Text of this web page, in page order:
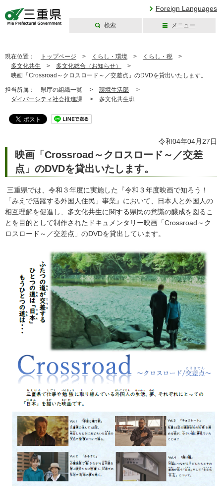
Foreign Languages
検索 メニュー
現在位置： トップページ > くらし・環境 > くらし・税 >
多文化共生 > 多文化総合（お知らせ）
>
映画「Crossroad～クロスロード～／交差点」のDVDを貸出いたします。
担当所属： 県庁の組織一覧 > 環境生活部 >
ダイバーシティ社会推進課 > 多文化共生班
令和04年04月27日
映画「Crossroad～クロスロード～／交差
点」のDVDを貸出いたします。
三重県では、令和３年度に実施した『令和３年度映画で知ろう！
「みえで活躍する外国人住民」事業』において、日本人と外国人の
相互理解を促進し、多文化共生に関する県民の意識の醸成を図るこ
とを目的として制作されたドキュメンタリー映画「Crossroad～ク
ロスロード～／交差点」のDVDを貸出しています。